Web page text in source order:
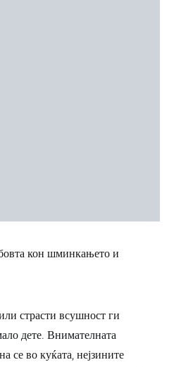
кон шминкањето и
страсти всушност ги
дете. Внимателната
се во куќата, нејзините